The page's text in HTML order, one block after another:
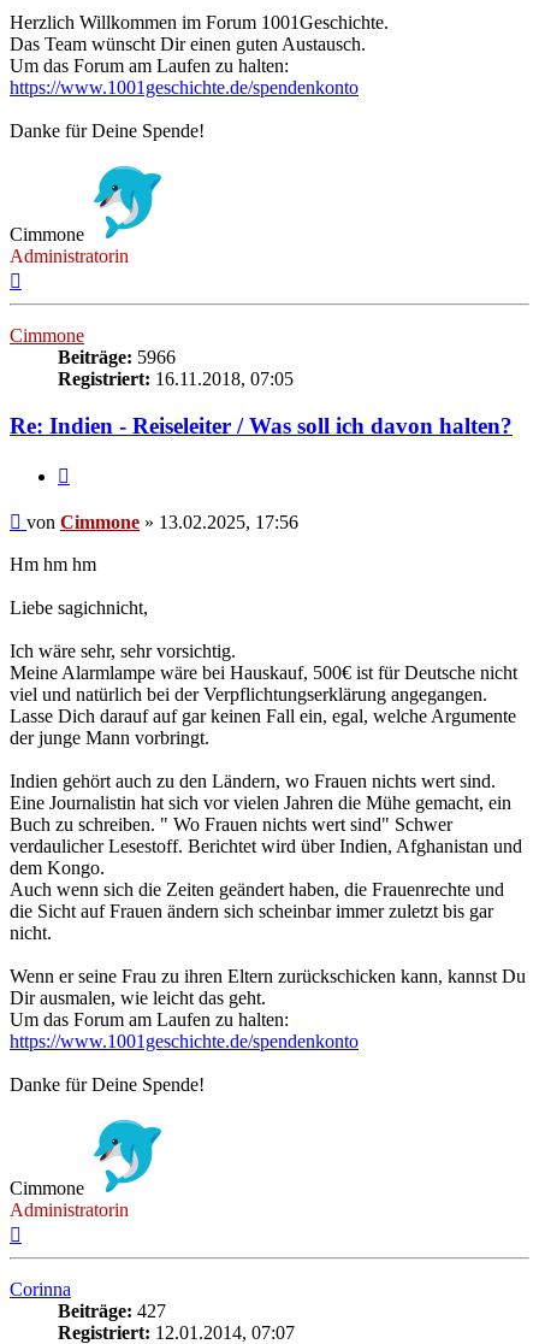
Herzlich Willkommen im Forum 1001Geschichte.
Das Team wünscht Dir einen guten Austausch.
Um das Forum am Laufen zu halten:
https://www.1001geschichte.de/spendenkonto
Danke für Deine Spende!
Cimmone
Administratorin
Cimmone
Beiträge: 5966
Registriert: 16.11.2018, 07:05
Re: Indien - Reiseleiter / Was soll ich davon halten?
Beitrag
von Cimmone » 13.02.2025, 17:56
Hm hm hm
Liebe sagichnicht,
Ich wäre sehr, sehr vorsichtig.
Meine Alarmlampe wäre bei Hauskauf, 500€ ist für Deutsche nicht
viel und natürlich bei der Verpflichtungserklärung angegangen.
Lasse Dich darauf auf gar keinen Fall ein, egal, welche Argumente
der junge Mann vorbringt.
Indien gehört auch zu den Ländern, wo Frauen nichts wert sind.
Eine Journalistin hat sich vor vielen Jahren die Mühe gemacht, ein
Buch zu schreiben. " Wo Frauen nichts wert sind" Schwer
verdaulicher Lesestoff. Berichtet wird über Indien, Afghanistan und
dem Kongo.
Auch wenn sich die Zeiten geändert haben, die Frauenrechte und
die Sicht auf Frauen ändern sich scheinbar immer zuletzt bis gar
nicht.
Wenn er seine Frau zu ihren Eltern zurückschicken kann, kannst Du
Dir ausmalen, wie leicht das geht.
Um das Forum am Laufen zu halten:
https://www.1001geschichte.de/spendenkonto
Danke für Deine Spende!
Cimmone
Administratorin
Corinna
Beiträge: 427
Registriert: 12.01.2014, 07:07